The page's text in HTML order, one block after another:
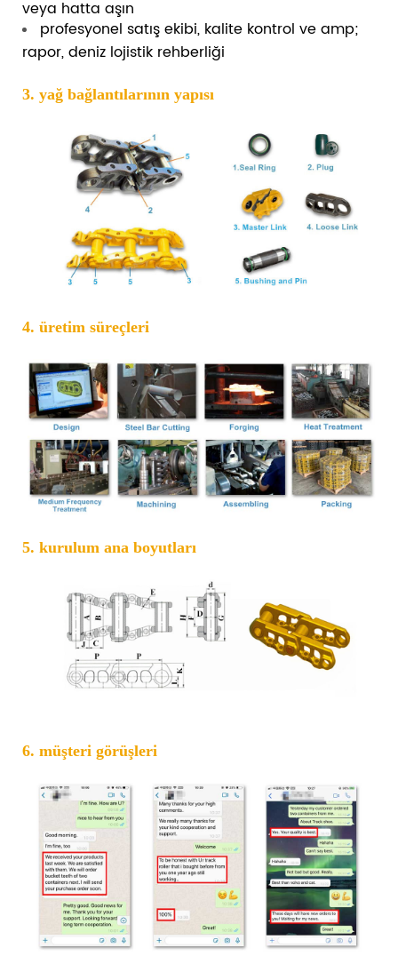
veya hatta aşın
profesyonel satış ekibi, kalite kontrol ve amp;
rapor, deniz lojistik rehberliği
3. yağ bağlantılarının yapısı
4. üretim süreçleri
5. kurulum ana boyutları
6. müşteri görüşleri